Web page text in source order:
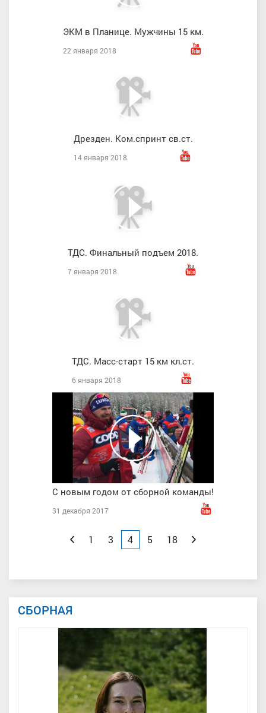
ЭКМ в Планице. Мужчины 15 км.
22 января 2018
Дрезден. Ком.спринт св.ст.
14 января 2018
ТДС. Финальный подъем 2018.
7 января 2018
ТДС. Масс-старт 15 км кл.ст.
6 января 2018
С новым годом от сборной команды!
31 декабря 2017
Назад
1 3 4 5 18 Вперед
СБОРНАЯ